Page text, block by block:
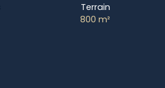
Terrain
800m²